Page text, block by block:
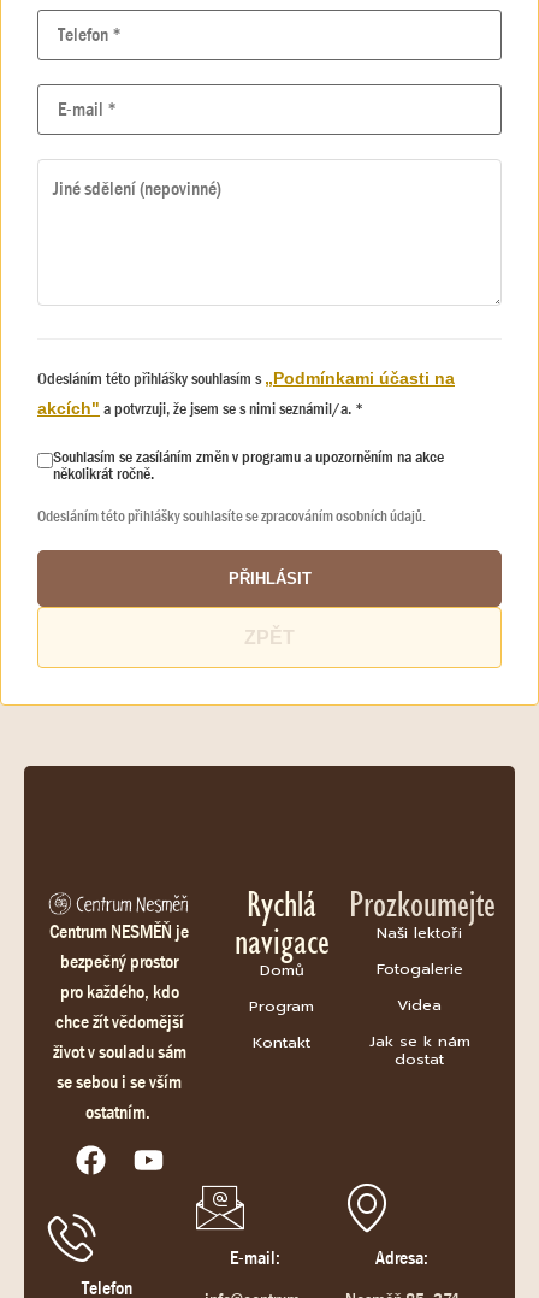
Odesláním této přihlášky souhlasím s„Podmínkami účasti na
akcích" a potvrzuji, že jsem se s nimi seznámil/a. *
Souhlasím se zasíláním změn v programu a upozorněním na akce
několikrát ročně.
Odesláním této přihlášky souhlasíte se zpracováním osobních údajů.
PŘIHLÁSIT
ZPĚT
Centrum NESMĚŇ je
bezpečný prostor
pro každého, kdo
chce žít vědomější
život v souladu sám
se sebou i se vším
ostatním.
Rychlá
navigace
Domů
Program
Kontakt
Prozkoumejte
Naši lektoři
Fotogalerie
Videa
Jak se k nám
dostat
Telefon
E-mail:
Adresa: